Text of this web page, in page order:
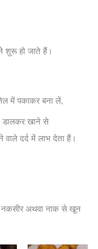
शुरू हो जाते हैं।
में पकाकर बना लें,
डालकर खाने से
दर्द में लाभ देता हैं।
नकसीर अथवा नाक से खून